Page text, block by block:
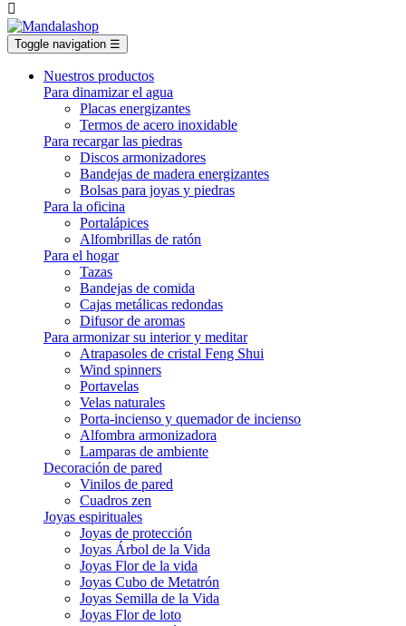

Toggle navigation ☰
Nuestros productos
Para dinamizar el agua
Placas energizantes
Termos de acero inoxidable
Para recargar las piedras
Discos armonizadores
Bandejas de madera energizantes
Bolsas para joyas y piedras
Para la oficina
Portalápices
Alfombrillas de ratón
Para el hogar
Tazas
Bandejas de comida
Cajas metálicas redondas
Difusor de aromas
Para armonizar su interior y meditar
Atrapasoles de cristal Feng Shui
Wind spinners
Portavelas
Velas naturales
Porta-incienso y quemador de incienso
Alfombra armonizadora
Lamparas de ambiente
Decoración de pared
Vinilos de pared
Cuadros zen
Joyas espirituales
Joyas de protección
Joyas Árbol de la Vida
Joyas Flor de la vida
Joyas Cubo de Metatrón
Joyas Semilla de la Vida
Joyas Flor de loto